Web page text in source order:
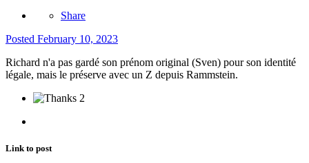
Share
Posted February 10, 2023
Richard n'a pas gardé son prénom original (Sven) pour son identité
légale, mais le préserve avec un Z depuis Rammstein.
2
Link to post